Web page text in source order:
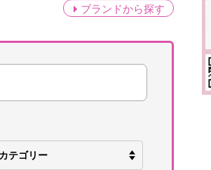
ブランドから探す